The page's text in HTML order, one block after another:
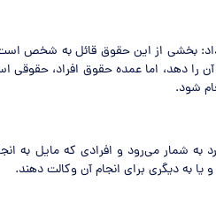
بخشی از این حقوق قائل به شخص است
را دهد، اما عمده حقوق افراد، حقوقی
شود.
شمار می‌رود و افرادی که مایل به
یا به دیگری برای انجام آن وکالت دهند.